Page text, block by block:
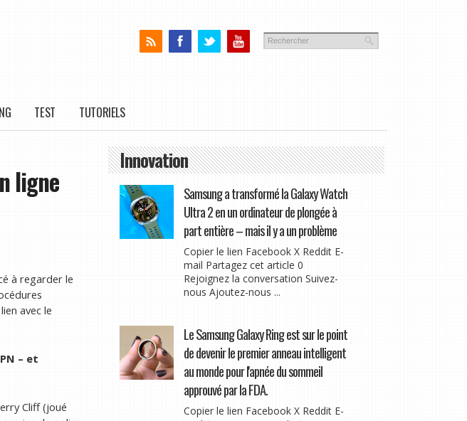
TEST TUTORIELS
ligne
à regarder le
avec le
– et
Cliff (joué
Innovation
Samsung a transformé la Galaxy Watch
Ultra 2 en un ordinateur de plongée à
part entière – mais il y a un problème
Copier le lien Facebook X Reddit E-
mail Partagez cet article 0
Rejoignez la conversation Suivez-
nous Ajoutez-nous ...
Le Samsung Galaxy Ring est sur le point
de devenir le premier anneau intelligent
au monde pour l'apnée du sommeil
approuvé par la FDA.
Copier le lien Facebook X Reddit E-